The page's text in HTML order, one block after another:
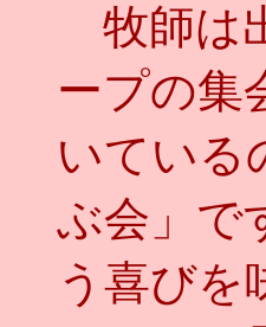
牧師は
ープの集
いている
ぶ会」で
う喜びを